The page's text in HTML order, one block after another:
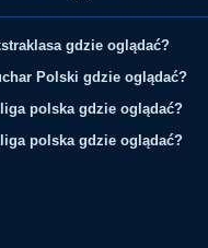
gdzie oglądać?
Polski gdzie oglądać?
polska gdzie oglądać?
polska gdzie oglądać?